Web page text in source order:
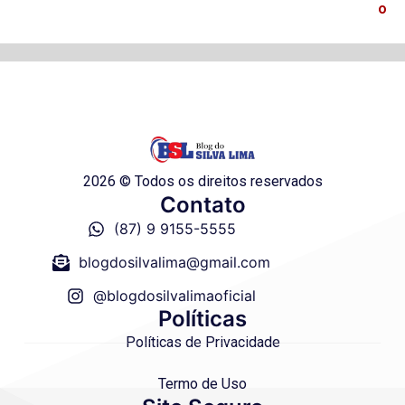
o
2026 © Todos os direitos reservados
Contato
(87) 9 9155-5555
blogdosilvalima@gmail.com
@blogdosilvalimaoficial
Políticas
Políticas de Privacidade
Termo de Uso